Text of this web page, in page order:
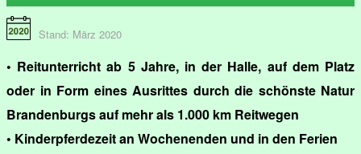
Stand: März 2020
• Reitunterricht ab 5 Jahre, in der Halle, auf dem Platz
oder in Form eines Ausrittes durch die schönste Natur
Brandenburgs auf mehr als 1.000 km Reitwegen
• Kinderpferdezeit an Wochenenden und in den Ferien